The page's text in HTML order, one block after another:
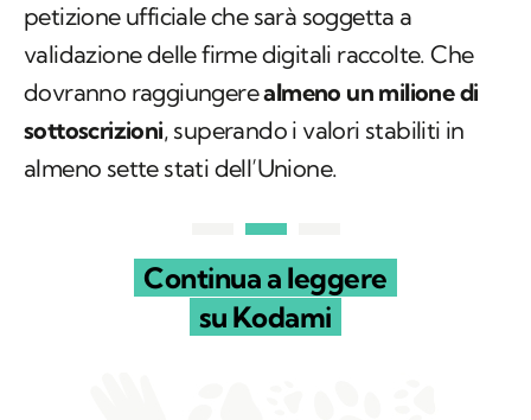
petizione ufficiale che sarà soggetta a
validazione delle firme digitali raccolte. Che
dovranno raggiungerealmeno un milione di
sottoscrizioni, superando i valori stabiliti in
almeno sette stati dell’Unione.
Continua a leggere
su Kodami